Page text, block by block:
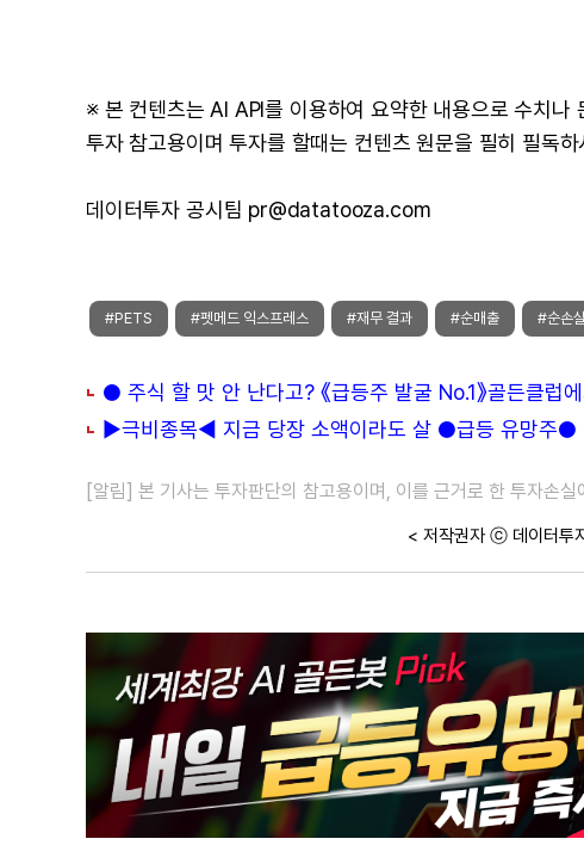
※ 본 컨텐츠는 AI API를 이용하여 요약한 내용으로 수치
투자 참고용이며 투자를 할때는 컨텐츠 원문을 필히 필독하
데이터투자 공시팀 pr@datatooza.com
#PETS #펫메드 익스프레스 #재무 결과 #순매출 #순손실
● 주식 할 맛 안 난다고? 《급등주 발굴 No.1》골든클럽
▶극비종목◀ 지금 당장 소액이라도 살 ●급등 유망주●
[알림] 본 기사는 투자판단의 참고용이며, 이를 근거로 한 투자손실
< 저작권자 ⓒ 데이터투